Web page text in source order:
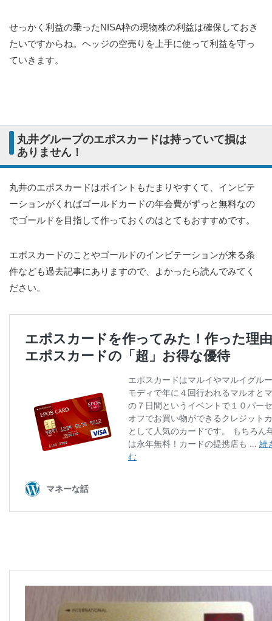
せっかく利益の乗ったNISA枠の現物株の利益は確保しておき
たいですからね。ヘッジの空売りを上手に使って利益を守っ
ていきます。
丸井グループのエポスカードは持っていて損は
ありません！
丸井のエポスカードはポイントもたまりやすくて、インビテ
ーションがくればゴールドカードの年会費がずっと無料なの
でゴールドを目指して作っておくのはとてもおすすめです。
エポスカードのことやゴールドのインビテーションが来る条
件なども過去記事にありますので、よかったら読んでみてく
ださい。